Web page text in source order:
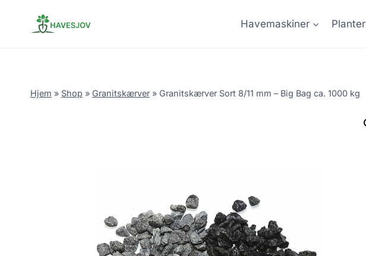
Havemaskiner Planter
Hjem » Shop » Granitskærver » Granitskærver Sort 8/11 mm – Big Bag ca. 1000 kg